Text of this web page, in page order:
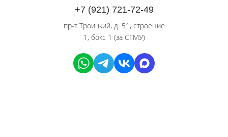
+7 (921) 721-72-49
пр-т Троицкий, д. 51, строение
1, бокс 1 (за СГМУ)